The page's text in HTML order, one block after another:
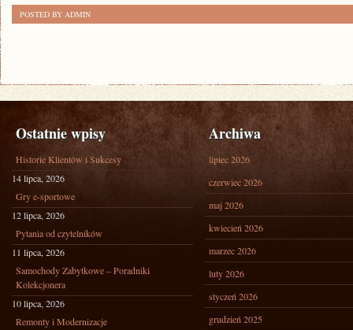
POSTED BY ADMIN
Ostatnie wpisy
Historie Klientów i Sukcesy
14 lipca, 2026
Gry e-sportowe
12 lipca, 2026
Pytania od czytelników
11 lipca, 2026
Samochody Zabytkowe – Poradniki
Kolekcjonera
10 lipca, 2026
Remonty i Modernizacje
Archiwa
lipiec 2026
czerwiec 2026
maj 2026
kwiecień 2026
marzec 2026
luty 2026
styczeń 2026
grudzień 2025